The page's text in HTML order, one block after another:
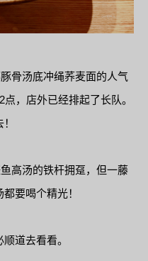
骨汤底冲绳荞麦面的人气
，店外已经排起了长队。
高汤的铁杆拥趸，但一藤
要喝个精光！
道去看看。